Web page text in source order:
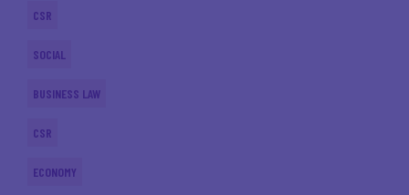
CSR
SOCIAL
BUSINESS LAW
CSR
ECONOMY